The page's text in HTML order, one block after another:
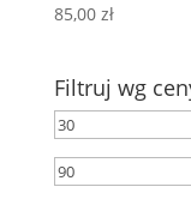
85,00 zł
Filtruj wg
Cena